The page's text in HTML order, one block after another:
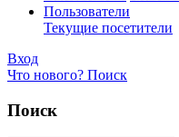
Пользователи
Текущие посетители
Вход
Что нового? Поиск
Поиск